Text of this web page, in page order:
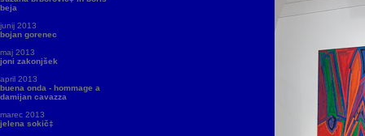
beja
junij 2013
bojan gorenec
maj 2013
joni zakonjšek
april 2013
buena onda - hommage a
damijan cavazza
marec 2013
jelena sokič‡